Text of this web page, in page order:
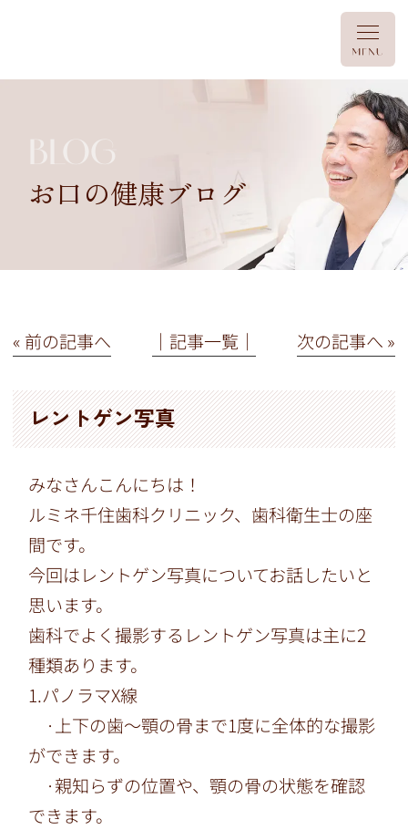
BLOG
お口の健康ブログ
« 前の記事へ │記事一覧│ 次の記事へ »
レントゲン写真
みなさんこんにちは！
ルミネ千住歯科クリニック、歯科衛生士の座
間です。
今回はレントゲン写真についてお話したいと
思います。
歯科でよく撮影するレントゲン写真は主に2
種類あります。
1.パノラマX線
·上下の歯～顎の骨まで1度に全体的な撮影
ができます。
·親知らずの位置や、顎の骨の状態を確認
できます。